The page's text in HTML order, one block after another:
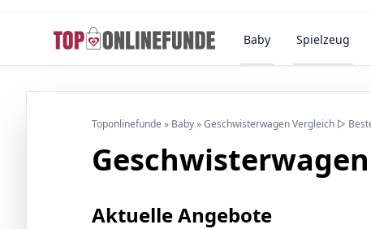
Baby Spielzeug
Toponlinefunde » Baby»Geschwisterwagen Vergleich ▷
Aktuelle Angebote